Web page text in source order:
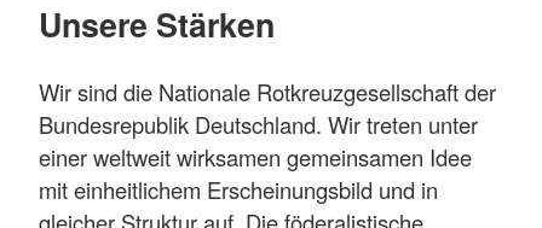
Unsere Stärken
Wir sind die Nationale Rotkreuzgesellschaft der
Bundesrepublik Deutschland. Wir treten unter
einer weltweit wirksamen gemeinsamen Idee
mit einheitlichem Erscheinungsbild und in